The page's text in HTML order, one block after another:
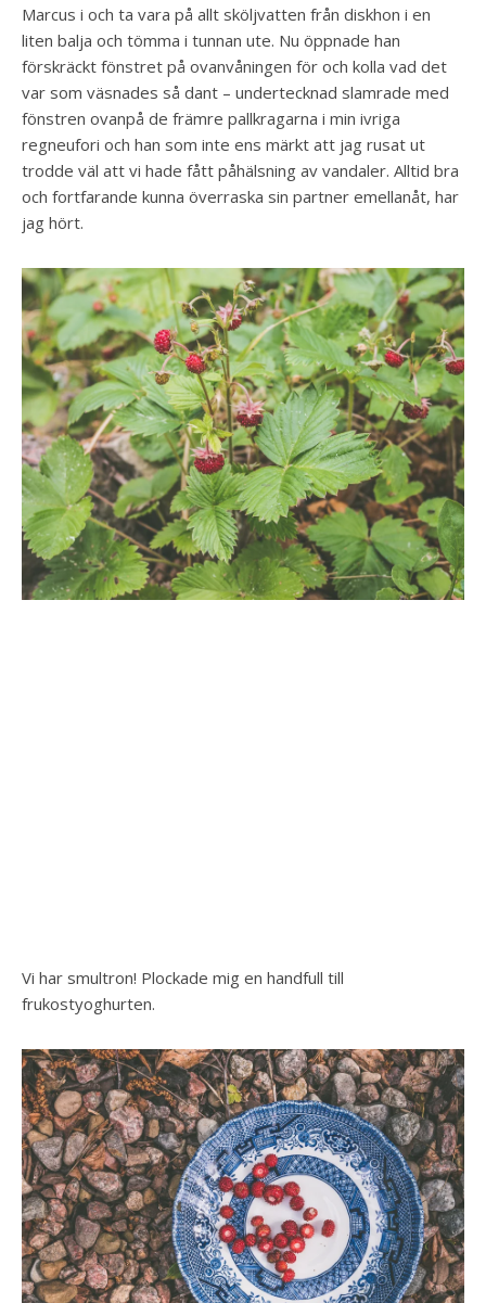
Marcus i och ta vara på allt sköljvatten från diskhon i en
liten balja och tömma i tunnan ute. Nu öppnade han
förskräckt fönstret på ovanvåningen för och kolla vad det
var som väsnades så dant – undertecknad slamrade med
fönstren ovanpå de främre pallkragarna i min ivriga
regneufori och han som inte ens märkt att jag rusat ut
trodde väl att vi hade fått påhälsning av vandaler. Alltid bra
och fortfarande kunna överraska sin partner emellanåt, har
jag hört.
Vi har smultron! Plockade mig en handfull till
frukostyoghurten.